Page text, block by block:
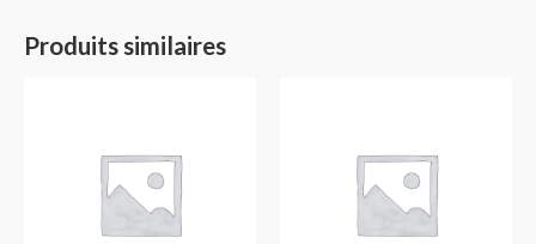
Produits similaires